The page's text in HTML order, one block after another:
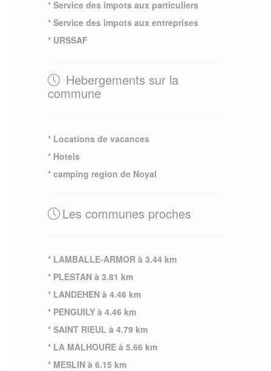
* Service des impots aux particuliers
* Service des impots aux entreprises
* URSSAF
Hebergements sur la
commune
* Locations de vacances
* Hotels
* camping region de Noyal
Les communes proches
* LAMBALLE-ARMOR à 3.44 km
* PLESTAN à 3.81 km
* LANDEHEN à 4.46 km
* PENGUILY à 4.46 km
* SAINT RIEUL à 4.79 km
* LA MALHOURE à 5.66 km
* MESLIN à 6.15 km